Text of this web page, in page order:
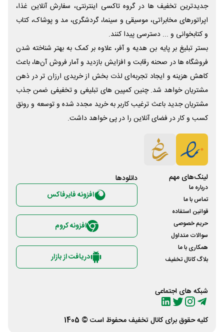
جدیدترین تخفیف ها در گروه تاکسی اینترنتی، سفارش آنلاین غذا،
اپراتورهای مخابراتی، موسیقی و سینما، گردشگری، مد و پوشاک، کتاب
و کتابخوانی و ... دسترسی پیدا کنند.
بستر تبلیغ بر پایه بن هدیه و آفر، علاوه بر کمک به بهتر شناخته شدن
فروشگاه ها در صحنه رقابت و افزایش بازدید و آمار فروش آن‌ها، باعث
کاهش هزینه و ایجاد تجربه‌ای لذت بخش از خریدی ارزان تر در ذهن
مشتریان خواهد شد. چنین کمپین های تبلیغی و تخفیفی ضمن جذب
مشتریان جدید باعث ترغیب کاربر به خرید مجدد شده و توسعه و رونق
کسب و کار در فضای آنلاین را در پی خواهد داشت.
لینک‌های مهم
درباره ما
تماس با ما
قوانین استفاده
حریم خصوصی
سوالات متداول
همکاری با ما
بلاگ کانال تخفیف
شبکه های اجتماعی
دانلود‌ها
افزونه فایرفاکس
افزونه کروم
دریافت از بازار
کلیه حقوق برای کانال تخفیفمحفوظ است © 1405